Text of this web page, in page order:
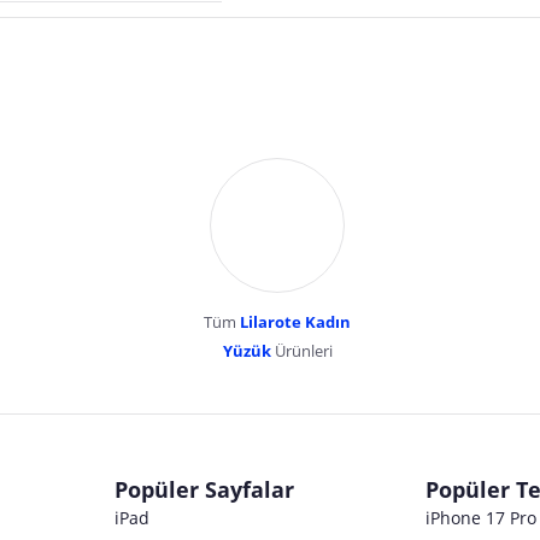
Tüm Lilarote Kadın
YüzükÜrünleri
Popüler Sayfalar
iPad
Popüler
iPhone 17